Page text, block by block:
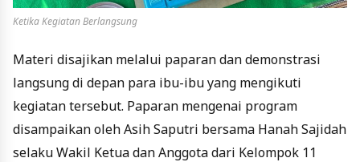
Ketika Kegiatan Berlangsung
Materi disajikan melalui paparan dan demonstrasi
langsung di depan para ibu-ibu yang mengikuti
kegiatan tersebut. Paparan mengenai program
disampaikan oleh Asih Saputri bersama Hanah Sajidah
selaku Wakil Ketua dan Anggota dari Kelompok 11